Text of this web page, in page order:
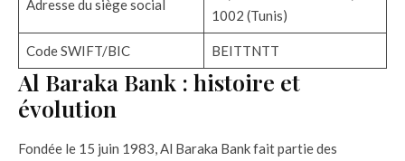
Adresse du siège social
1002 (Tunis)
Code SWIFT/BIC BEITTNTT
Al Baraka Bank : histoire et
évolution
Fondée le 15 juin 1983, Al Baraka Bank fait partie des